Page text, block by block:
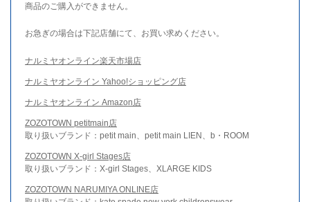
商品のご購入ができません。
お急ぎの場合は下記店舗にて、お買い求めください。
ナルミヤオンライン楽天市場店
ナルミヤオンライン Yahoo!ショッピング店
ナルミヤオンライン Amazon店
ZOZOTOWN petitmain店
取り扱いブランド：petit main、petit main LIEN、b・ROOM
ZOZOTOWN X-girl Stages店
取り扱いブランド：X-girl Stages、XLARGE KIDS
ZOZOTOWN NARUMIYA ONLINE店